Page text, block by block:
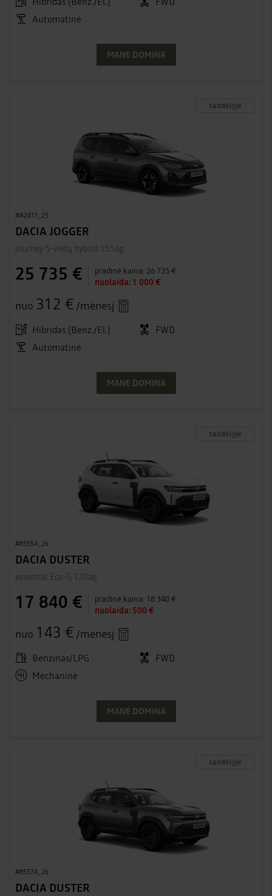
Automatinė
MANE DOMINA
sandėlyje
#A2411_25
DACIA JOGGER
journey 5-vietų hybrid 155ag
25 735 € pradinė kaina: 26 735 €
nuolaida: 1 000 €
nuo 312 € /mėnesį
Hibridas (Benz./El.)
FWD
Automatinė
MANE DOMINA
sandėlyje
#8555A_26
DACIA DUSTER
essential Eco-G 120ag
17 840 € pradinė kaina: 18 340 €
nuolaida: 500 €
nuo 143 € /mėnesį
Benzinas/LPG
FWD
Mechaninė
MANE DOMINA
sandėlyje
#8557A_26
DACIA DUSTER